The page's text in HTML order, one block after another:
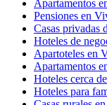
Apartamentos
Pensiones en
Casas privadas
Hoteles de
Apartoteles en
Apartamentos
Hoteles cerca
Hoteles para